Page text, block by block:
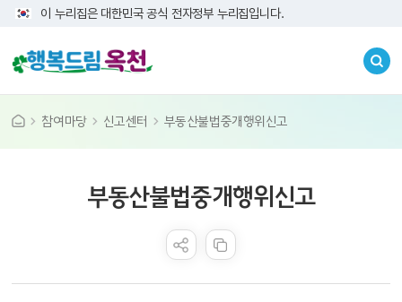
이 누리집은 대한민국 공식 전자정부 누리집입니다.
참여마당 신고센터 부동산불법중개행위신고
부동산불법중개행위신고